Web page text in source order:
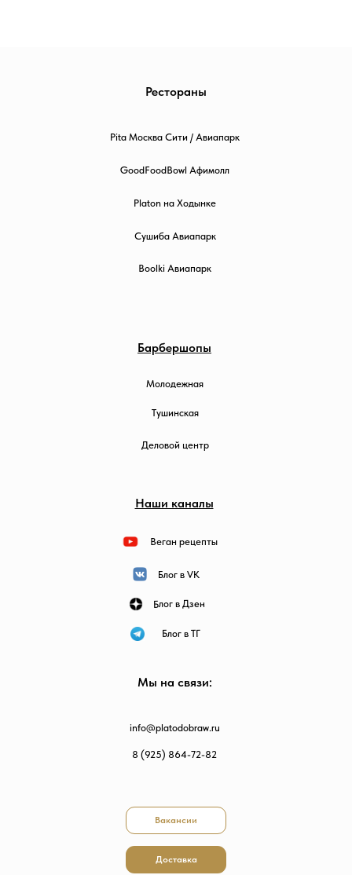
Барбершопы
Молодежная
Тушинская
Деловой центр
Рестораны
Pita Москва Сити / Авиапарк
GoodFoodBowl Афимолл
Platon на Ходынке
Сушиба Авиапарк
Boolki Авиапарк
Наши каналы
Блог в VK
Веган рецепты
Блог в Дзен
Блог в ТГ
Мы на связи:
info@platodobraw.ru
8 (925) 864-72-82
Доставка
Вакансии